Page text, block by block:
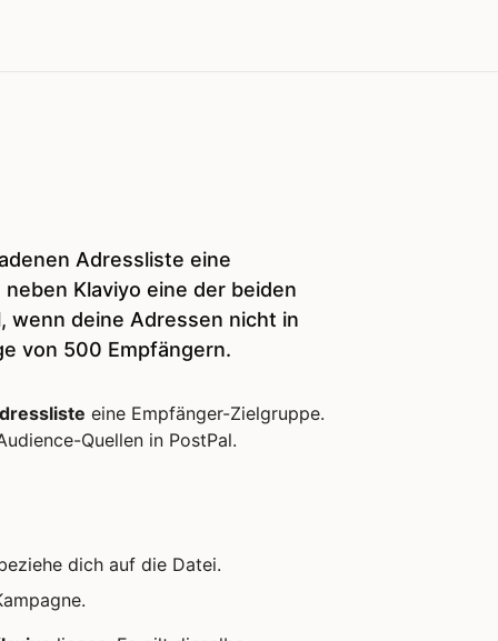
Adressliste eine
Klaviyo eine der beiden
wenn deine Adressen nicht in
von 500 Empfängern.
eine Empfänger-Zielgruppe.
Quellen in PostPal.
dich auf die Datei.